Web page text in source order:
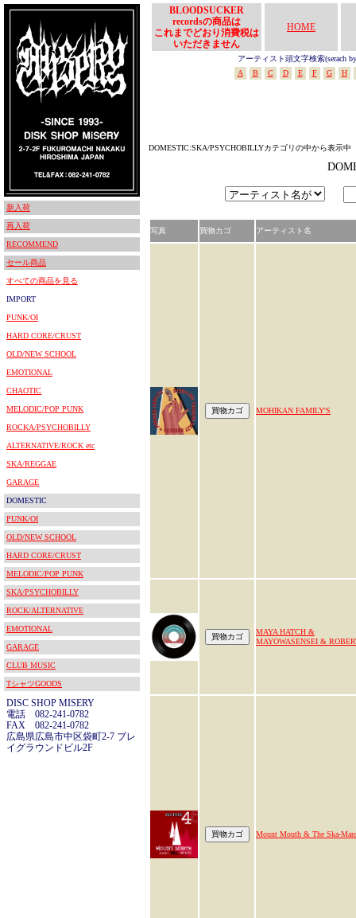
新入荷
再入荷
RECOMMEND
セール商品
すべての商品を見る
IMPORT
PUNK/OI
HARD CORE/CRUST
OLD/NEW SCHOOL
EMOTIONAL
CHAOTIC
MELODIC/POP PUNK
ROCKA/PSYCHOBILLY
ALTERNATIVE/ROCK etc
SKA/REGGAE
GARAGE
DOMESTIC
PUNK/OI
OLD/NEW SCHOOL
HARD CORE/CRUST
MELODIC/POP PUNK
SKA/PSYCHOBILLY
ROCK/ALTERNATIVE
EMOTIONAL
GARAGE
CLUB MUSIC
TシャツGOODS
DISC SHOP MISERY
電話 082-241-0782
FAX 082-241-0782
広島県広島市中区袋町2-7 プレ
イグラウンドビル2F
BLOODSUCKER
recordsの商品は
これまでどおり消費税は
いただきません
HOME
アーティスト頭文字検索(serach
A
B C D E F G H
DOMESTIC:SKA/PSYCHOBILLYカテゴリの中から表示中
写真 買物カゴ アーティスト名
MOHIKAN FAMILY'S
MAYA HATCH &
MAYOWASENSEI &
Mount Mouth & The Ska-